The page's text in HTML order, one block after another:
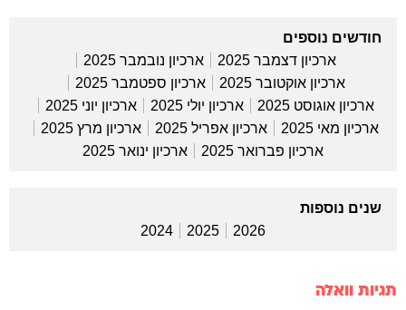
חודשים נוספים
ארכיון דצמבר 2025
ארכיון נובמבר 2025
ארכיון אוקטובר 2025
ארכיון ספטמבר 2025
ארכיון אוגוסט 2025
ארכיון יולי 2025
ארכיון יוני 2025
ארכיון מאי 2025
ארכיון אפריל 2025
ארכיון מרץ 2025
ארכיון פברואר 2025
ארכיון ינואר 2025
שנים נוספות
2026
2025
2024
תגיות וואלה